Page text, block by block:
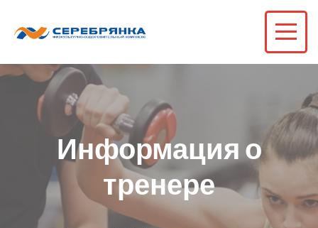
Информация о
тренере